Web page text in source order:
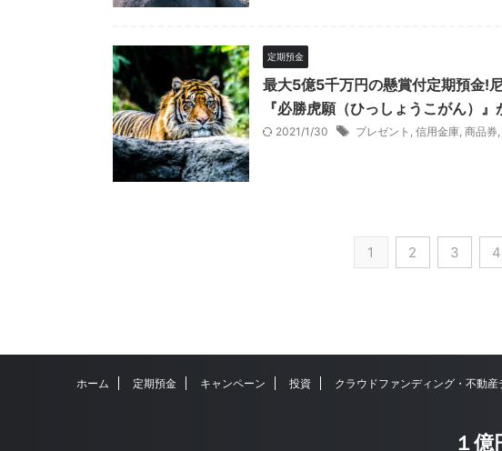
定期預金
最大5億5千万円の懸賞付定期預金!
『必勝虎願（ひっしょうこがん）
2021/1/30 プレゼント , 信用金庫, 商品券,
1 2 3 4
ホーム 定期預金 キャンペーン 投資 クラウドファンディング・不動
１